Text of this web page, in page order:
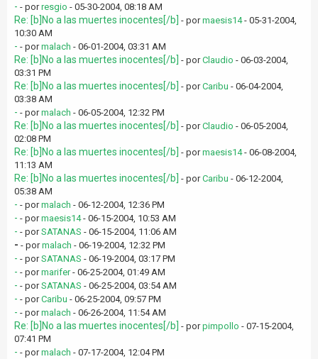
- - porresgio - 05-30-2004, 08:18 AM
Re: [b]No a las muertes inocentes[/b] - pormaesis14- 05-31-2004,
10:30 AM
- - pormalach - 06-01-2004, 03:31 AM
Re: [b]No a las muertes inocentes[/b] - porClaudio - 06-03-2004,
03:31 PM
Re: [b]No a las muertes inocentes[/b] - porCaribu - 06-04-2004,
03:38 AM
- - pormalach - 06-05-2004, 12:32 PM
Re: [b]No a las muertes inocentes[/b] - porClaudio - 06-05-2004,
02:08 PM
Re: [b]No a las muertes inocentes[/b] - pormaesis14- 06-08-2004,
11:13 AM
Re: [b]No a las muertes inocentes[/b] - porCaribu - 06-12-2004,
05:38 AM
- - pormalach - 06-12-2004, 12:36 PM
- - pormaesis14- 06-15-2004, 10:53 AM
- - porSATANAS - 06-15-2004, 11:06 AM
- - pormalach - 06-19-2004, 12:32 PM
- - porSATANAS - 06-19-2004, 03:17 PM
- - pormarifer- 06-25-2004, 01:49 AM
- - porSATANAS - 06-25-2004, 03:54 AM
- - porCaribu - 06-25-2004, 09:57 PM
- - pormalach - 06-26-2004, 11:54 AM
Re: [b]No a las muertes inocentes[/b] - porpimpollo - 07-15-2004,
07:41 PM
- - pormalach - 07-17-2004, 12:04 PM